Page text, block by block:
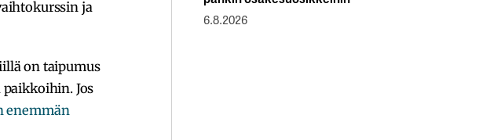
ja
on taipumus
Jos
enemmän
6.8.2026